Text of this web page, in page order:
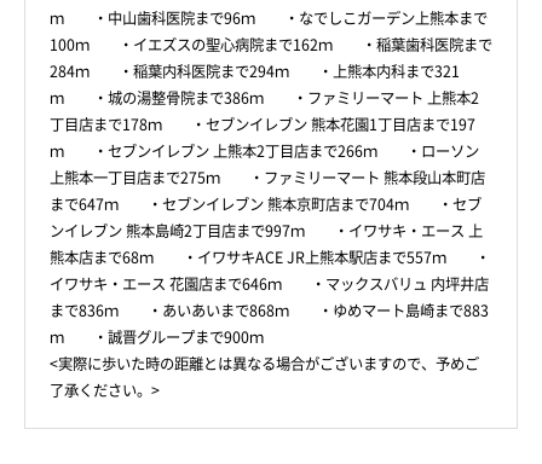
ｍ ・中山歯科医院まで96ｍ ・なでしこガーデン上熊本まで
100ｍ ・イエズスの聖心病院まで162ｍ ・稲葉歯科医院まで
284ｍ ・稲葉内科医院まで294ｍ ・上熊本内科まで321
ｍ ・城の湯整骨院まで386ｍ ・ファミリーマート 上熊本2
丁目店まで178ｍ ・セブンイレブン 熊本花園1丁目店まで197
ｍ ・セブンイレブン 上熊本2丁目店まで266ｍ ・ローソン
上熊本一丁目店まで275ｍ ・ファミリーマート 熊本段山本町店
まで647ｍ ・セブンイレブン 熊本京町店まで704ｍ ・セブ
ンイレブン 熊本島崎2丁目店まで997ｍ ・イワサキ・エース 上
熊本店まで68ｍ ・イワサキACE JR上熊本駅店まで557ｍ ・
イワサキ・エース 花園店まで646ｍ ・マックスバリュ 内坪井店
まで836ｍ ・あいあいまで868ｍ ・ゆめマート島崎まで883
ｍ ・誠晋グループまで900ｍ
<実際に歩いた時の距離とは異なる場合がございますので、予めご
了承ください。>